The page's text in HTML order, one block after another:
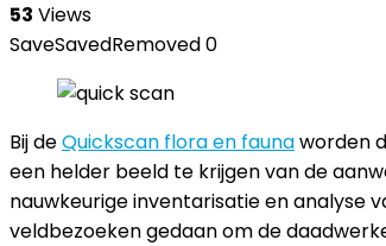
53 Views
SaveSavedRemoved0
Bij deQuickscan flora en faunaworden
een helder beeld te krijgen van de
nauwkeurige inventarisatie en analyse
veldbezoeken gedaan om de